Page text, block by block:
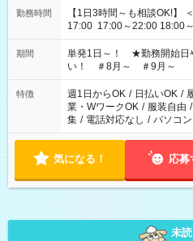
勤務時間
【1日3時間～も相談OK!】 ＜シフト例＞ 9:00～12:00 12:00～
17:00 17:00～22:00 18:00～21:00 など こ
お気軽にご相談ください！
期間
単発1日～！ ★勤務開始日
い！ ＃8月～ ＃9月～
特徴 週1日からOK / 日払いOK /
業・WワークOK / 服装自由 /
集 / 電話対応なし / パソコ
気になる！ 応募
未読